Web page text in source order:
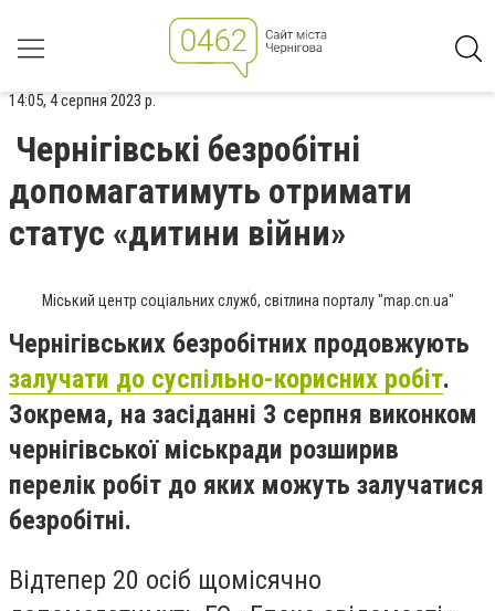
14:05, 4 серпня 2023 р.
Чернігівські безробітні
допомагатимуть отримати
статус «дитини війни»
Міський центр соціальних служб, світлина порталу "map.cn.ua"
Чернігівських безробітних продовжують
залучати до суспільно-корисних робіт.
Зокрема, на засіданні 3 серпня виконком
чернігівської міськради розширив
перелік робіт до яких можуть залучатися
безробітні.
Відтепер 20 осіб щомісячно